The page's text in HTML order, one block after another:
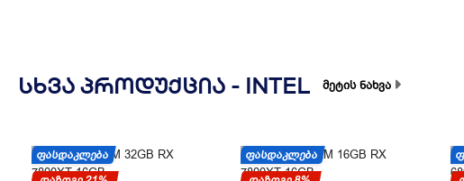
ᲡᲮᲕᲐ ᲞᲠᲝᲓᲣᲥᲪᲘᲐ - INTEL მეტის ნახვა
ᲤᲐᲡᲓᲐᲙᲚᲔᲑᲐ
ᲤᲐᲡᲓᲐᲙᲚᲔᲑᲐ